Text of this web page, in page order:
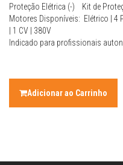
Proteção Elétrica (-) Kit de
Motores Disponíveis: Elétrico | 4
| 1 CV | 380V
Indicado para profissionais
Adicionar ao Carrinho